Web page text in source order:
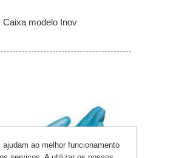
Caixa modelo Inov
ao melhor funcionamento